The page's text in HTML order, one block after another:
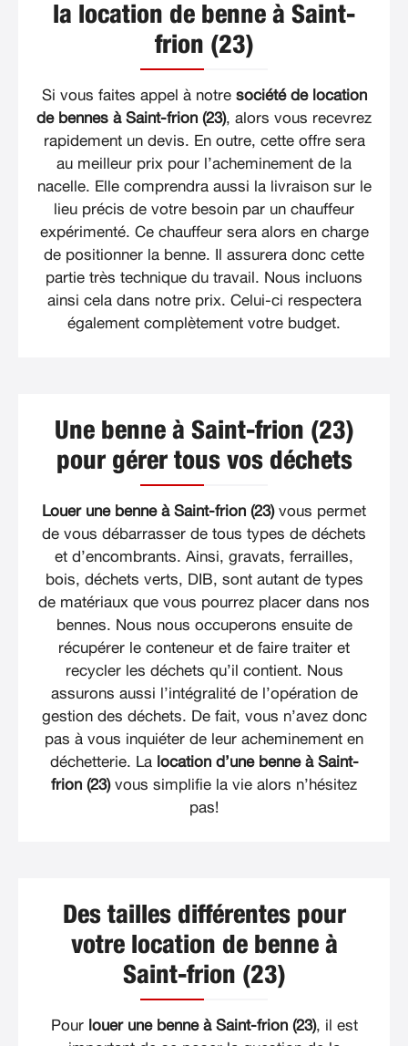
la location de benne à Saint-
frion (23)
Si vous faites appel à notre société de location
de bennes à Saint-frion (23), alors vous recevrez
rapidement un devis. En outre, cette offre sera
au meilleur prix pour l’acheminement de la
nacelle. Elle comprendra aussi la livraison sur le
lieu précis de votre besoin par un chauffeur
expérimenté. Ce chauffeur sera alors en charge
de positionner la benne. Il assurera donc cette
partie très technique du travail. Nous incluons
ainsi cela dans notre prix. Celui-ci respectera
également complètement votre budget.
Une benne à Saint-frion (23)
pour gérer tous vos déchets
Louer une benne à Saint-frion (23)vous permet
de vous débarrasser de tous types de déchets
et d’encombrants. Ainsi, gravats, ferrailles,
bois, déchets verts, DIB, sont autant de types
de matériaux que vous pourrez placer dans nos
bennes. Nous nous occuperons ensuite de
récupérer le conteneur et de faire traiter et
recycler les déchets qu’il contient. Nous
assurons aussi l’intégralité de l’opération de
gestion des déchets. De fait, vous n’avez donc
pas à vous inquiéter de leur acheminement en
déchetterie. La location d’une benne à Saint-
frion (23)vous simplifie la vie alors n’hésitez
pas!
Des tailles différentes pour
votre location de benne à
Saint-frion (23)
Pour louer une benne à Saint-frion (23), il est